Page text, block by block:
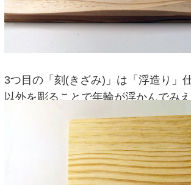
3つ目の「刻(きざみ)」は「浮造り」
以外を彫ることで年輪が浮かんでみ